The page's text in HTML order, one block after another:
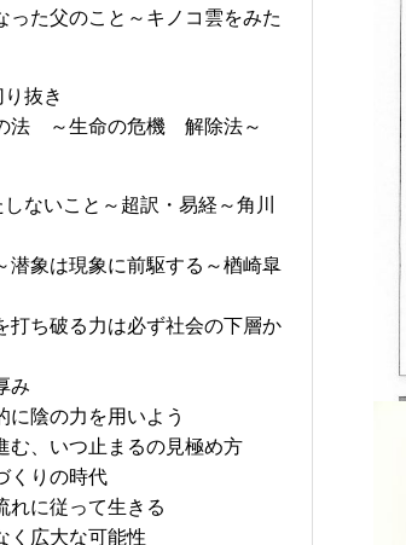
った父のこと～キノコ雲をみた
り抜き
法 ～生命の危機 解除法～
しないこと～超訳・易経～角川
潜象は現象に前駆する～楢崎皐
打ち破る力は必ず社会の下層か
み
に陰の力を用いよう
む、いつ止まるの見極め方
くりの時代
れに従って生きる
く広大な可能性